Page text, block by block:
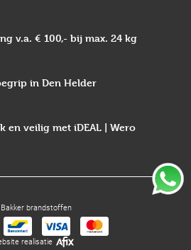
v.a. € 100,- bij max. 24 kg
in Den Helder
en veilig met iDEAL | Wero
brandstoffen
realisatie